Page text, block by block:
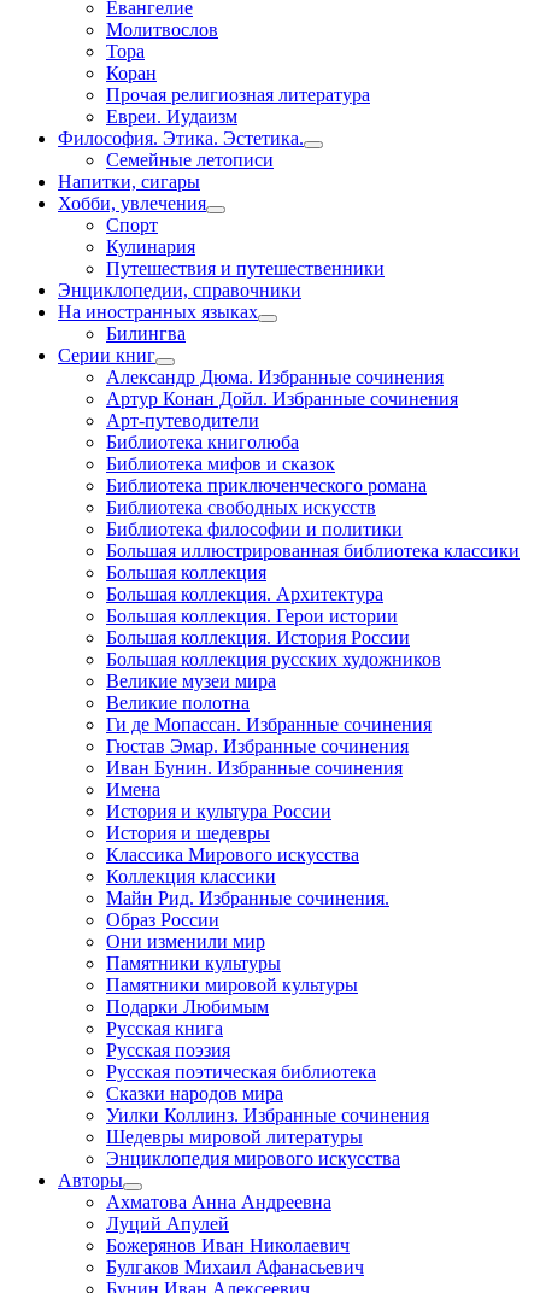
Евангелие
Молитвослов
Тора
Коран
Прочая религиозная литература
Евреи. Иудаизм
Философия. Этика. Эстетика.
Семейные летописи
Напитки, сигары
Хобби, увлечения
Спорт
Кулинария
Путешествия и путешественники
Энциклопедии, справочники
На иностранных языках
Билингва
Серии книг
Александр Дюма. Избранные сочинения
Артур Конан Дойл. Избранные сочинения
Арт-путеводители
Библиотека книголюба
Библиотека мифов и сказок
Библиотека приключенческого романа
Библиотека свободных искусств
Библиотека философии и политики
Большая иллюстрированная библиотека классики
Большая коллекция
Большая коллекция. Архитектура
Большая коллекция. Герои истории
Большая коллекция. История России
Большая коллекция русских художников
Великие музеи мира
Великие полотна
Ги де Мопассан. Избранные сочинения
Гюстав Эмар. Избранные сочинения
Иван Бунин. Избранные сочинения
Имена
История и культура России
История и шедевры
Классика Мирового искусства
Коллекция классики
Майн Рид. Избранные сочинения.
Образ России
Они изменили мир
Памятники культуры
Памятники мировой культуры
Подарки Любимым
Русская книга
Русская поэзия
Русская поэтическая библиотека
Сказки народов мира
Уилки Коллинз. Избранные сочинения
Шедевры мировой литературы
Энциклопедия мирового искусства
Авторы
Ахматова Анна Андреевна
Луций Апулей
Божерянов Иван Николаевич
Булгаков Михаил Афанасьевич
Бунин Иван Алексеевич